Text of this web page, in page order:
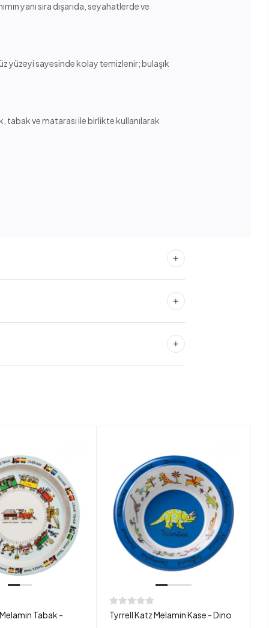
yanı sıra dışarıda, seyahatlerde ve
yüzeyi sayesinde kolay temizlenir; bulaşık
tabak ve matarası ile birlikte kullanılarak
Tabak -
Tyrrell Katz Melamin Kase - Dino